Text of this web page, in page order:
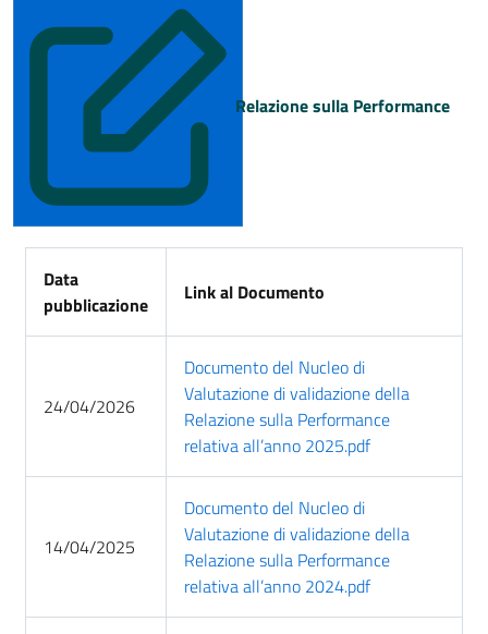
Relazione sulla Performance
Data
pubblicazione
Link al Documento
24/04/2026
Documento del Nucleo di
Valutazione di validazione della
Relazione sulla Performance
relativa all’anno 2025.pdf
14/04/2025
Documento del Nucleo di
Valutazione di validazione della
Relazione sulla Performance
relativa all’anno 2024.pdf